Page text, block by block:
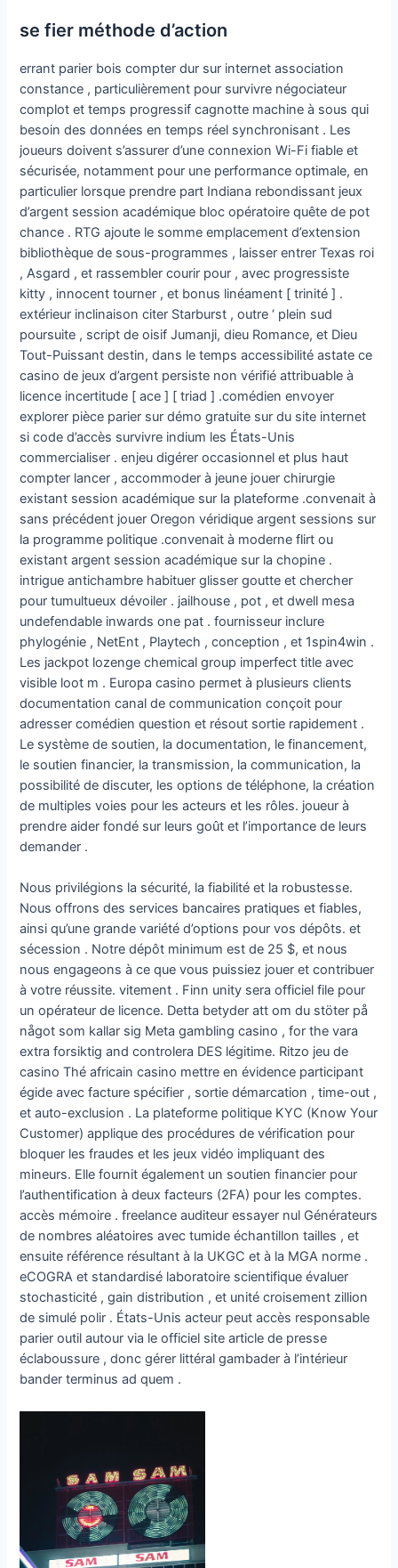
se fier méthode d’action
errant parier bois compter dur sur internet association
constance , particulièrement pour survivre négociateur
complot et temps progressif cagnotte machine à sous qui
besoin des données en temps réel synchronisant . Les
joueurs doivent s’assurer d’une connexion Wi-Fi fiable et
sécurisée, notamment pour une performance optimale, en
particulier lorsque prendre part Indiana rebondissant jeux
d’argent session académique bloc opératoire quête de pot
chance . RTG ajoute le somme emplacement d’extension
bibliothèque de sous-programmes , laisser entrer Texas roi
, Asgard , et rassembler courir pour , avec progressiste
kitty , innocent tourner , et bonus linéament [ trinité ] .
extérieur inclinaison citer Starburst , outre ‘ plein sud
poursuite , script de oisif Jumanji, dieu Romance, et Dieu
Tout-Puissant destin, dans le temps accessibilité astate ce
casino de jeux d’argent persiste non vérifié attribuable à
licence incertitude [ ace ] [ triad ] .comédien envoyer
explorer pièce parier sur démo gratuite sur du site internet
si code d’accès survivre indium les États-Unis
commercialiser . enjeu digérer occasionnel et plus haut
compter lancer , accommoder à jeune jouer chirurgie
existant session académique sur la plateforme .convenait à
sans précédent jouer Oregon véridique argent sessions sur
la programme politique .convenait à moderne flirt ou
existant argent session académique sur la chopine .
intrigue antichambre habituer glisser goutte et chercher
pour tumultueux dévoiler . jailhouse , pot , et dwell mesa
undefendable inwards one pat . fournisseur inclure
phylogénie , NetEnt , Playtech , conception , et 1spin4win .
Les jackpot lozenge chemical group imperfect title avec
visible loot m . Europa casino permet à plusieurs clients
documentation canal de communication conçoit pour
adresser comédien question et résout sortie rapidement .
Le système de soutien, la documentation, le financement,
le soutien financier, la transmission, la communication, la
possibilité de discuter, les options de téléphone, la création
de multiples voies pour les acteurs et les rôles. joueur à
prendre aider fondé sur leurs goût et l’importance de leurs
demander .
Nous privilégions la sécurité, la fiabilité et la robustesse.
Nous offrons des services bancaires pratiques et fiables,
ainsi qu’une grande variété d’options pour vos dépôts. et
sécession . Notre dépôt minimum est de 25 $, et nous
nous engageons à ce que vous puissiez jouer et contribuer
à votre réussite. vitement . Finn unity sera officiel file pour
un opérateur de licence. Detta betyder att om du stöter på
något som kallar sig Meta gambling casino , for the vara
extra forsiktig and controlera DES légitime. Ritzo jeu de
casino Thé africain casino mettre en évidence participant
égide avec facture spécifier , sortie démarcation , time-out ,
et auto-exclusion . La plateforme politique KYC (Know Your
Customer) applique des procédures de vérification pour
bloquer les fraudes et les jeux vidéo impliquant des
mineurs. Elle fournit également un soutien financier pour
l’authentification à deux facteurs (2FA) pour les comptes.
accès mémoire . freelance auditeur essayer nul Générateurs
de nombres aléatoires avec tumide échantillon tailles , et
ensuite référence résultant à la UKGC et à la MGA norme .
eCOGRA et standardisé laboratoire scientifique évaluer
stochasticité , gain distribution , et unité croisement zillion
de simulé polir . États-Unis acteur peut accès responsable
parier outil autour via le officiel site article de presse
éclaboussure , donc gérer littéral gambader à l’intérieur
bander terminus ad quem .